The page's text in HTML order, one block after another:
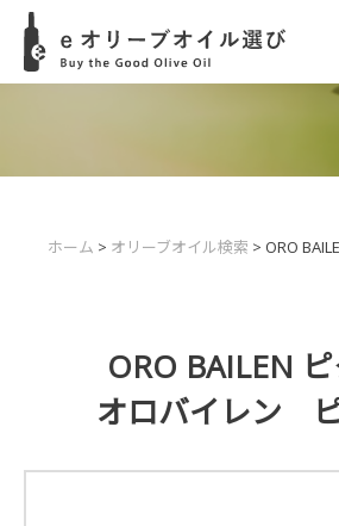
ホーム > オリーブオイル検索 > ORO
ORO BAILEN
オロバイレン